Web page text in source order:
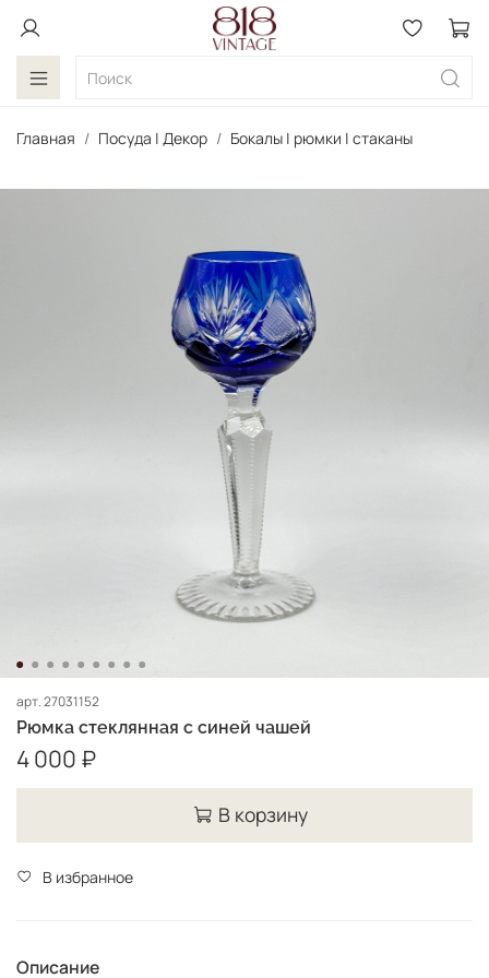
Главная Посуда | Декор Бокалы | рюмки | стаканы
арт.27031152
Рюмка стеклянная с синей чашей
4 000 ₽
В корзину
В избранное
Описание